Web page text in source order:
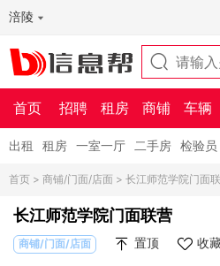
涪陵
首页 招聘 租房 商铺 车辆
出租 租房 一室一厅 二手房 检验员
首页 > 商铺/门面/店面 > 长江师范学院门面
长江师范学院门面联营
商铺/门面/店面 置顶 收